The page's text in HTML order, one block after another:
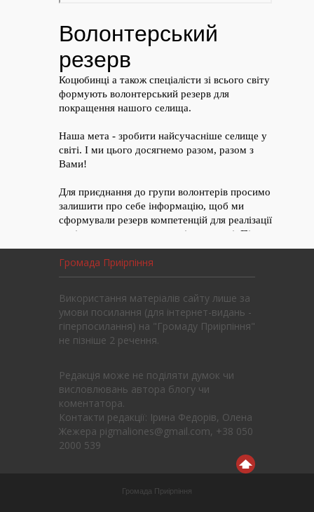
Громада Приірпіння
Використання матеріалів сайту лише за
умови посилання (для інтернет-видань -
гіперпосилання) на "Громаду Приірпіння"
не пізніше 2 речення.
Редакція може не поділяти думок чи
висловлювань автора блогу чи
коментатора.
Контакти редакції: Ірина Федорів, Олена
Жежера pigmaliones@gmail.com, +38 050
2000 539
Громада Приірпіння